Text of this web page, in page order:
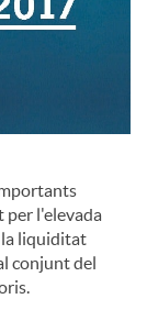
per l'elevada
la liquiditat
conjunt del